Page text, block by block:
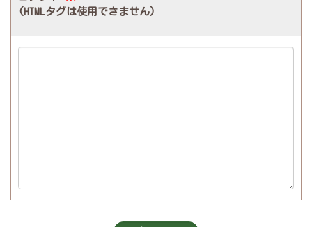
(HTMLタグは使用できません)